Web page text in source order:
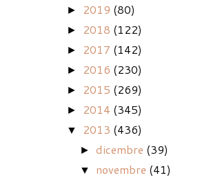
► 2019 (80)
► 2018 (122)
► 2017 (142)
► 2016 (230)
► 2015 (269)
► 2014 (345)
▼ 2013 (436)
►dicembre (39)
▼ novembre (41)